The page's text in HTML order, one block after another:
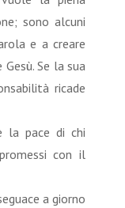
sono alcuni
e a creare
Se la sua
ricade
la pace di chi
con il
a giorno